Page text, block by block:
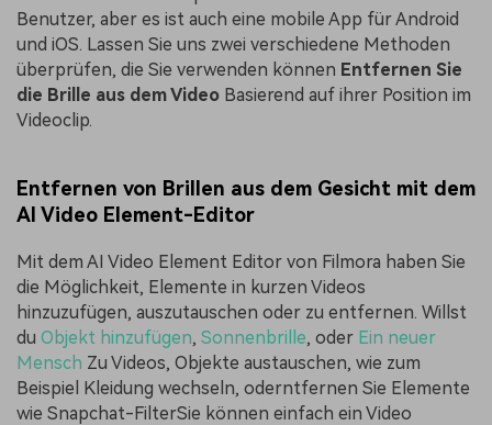
Benutzer, aber es ist auch eine mobile App für Android
und iOS. Lassen Sie uns zwei verschiedene Methoden
überprüfen, die Sie verwenden können Entfernen Sie
die Brille aus dem Video Basierend auf ihrer Position im
Videoclip.
Entfernen von Brillen aus dem Gesicht mit dem
AI Video Element-Editor
Mit dem AI Video Element Editor von Filmora haben Sie
die Möglichkeit, Elemente in kurzen Videos
hinzuzufügen, auszutauschen oder zu entfernen. Willst
du Objekt hinzufügen, Sonnenbrille, oder Ein neuer
Mensch Zu Videos, Objekte austauschen, wie zum
Beispiel Kleidung wechseln, oderntfernen Sie Elemente
wie Snapchat-FilterSie können einfach ein Video